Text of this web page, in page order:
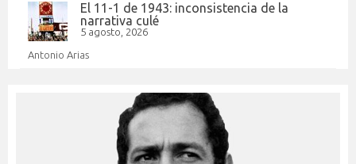
El 11-1 de 1943: inconsistencia de la
narrativa culé
5 agosto, 2026
Antonio Arias